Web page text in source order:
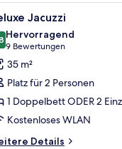
Gemälde, das eine
einem Schreibtisch, einem
15 Jacuzzi
von 10
Hervorragend
9 Bewertungen
(9
Bewertungen)
35 m²
Platz für 2 Personen
1 Doppelbett ODER 2
Kostenloses WLAN
Details